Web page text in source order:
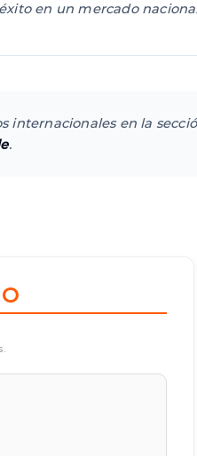
en un mercado
internacionales en la
.